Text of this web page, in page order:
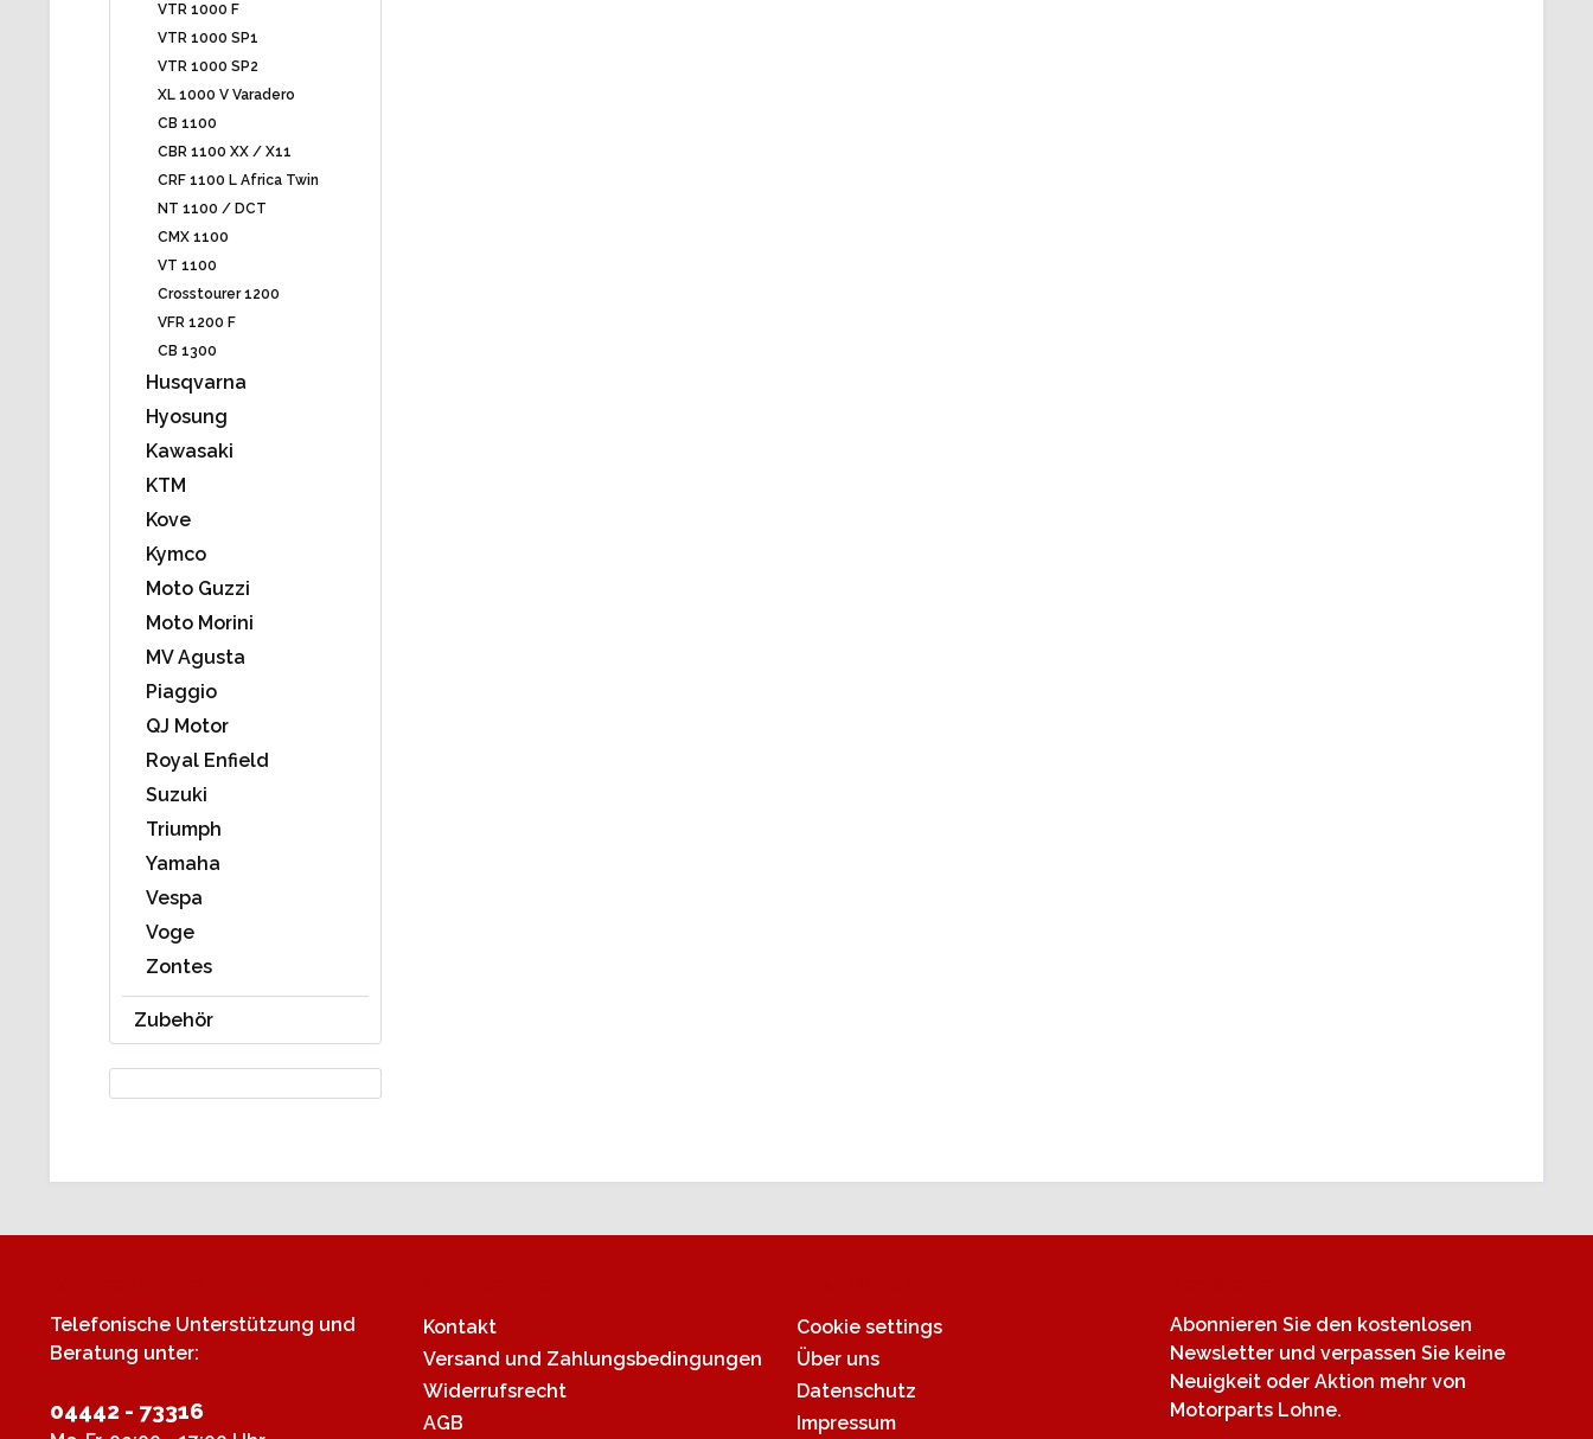
VTR 1000 F
VTR 1000 SP1
VTR 1000 SP2
XL 1000 V Varadero
CB 1100
CBR 1100 XX / X11
CRF 1100 L Africa Twin
NT 1100 / DCT
CMX 1100
VT 1100
Crosstourer 1200
VFR 1200 F
CB 1300
Husqvarna
Hyosung
Kawasaki
KTM
Kove
Kymco
Moto Guzzi
Moto Morini
MV Agusta
Piaggio
QJ Motor
Royal Enfield
Suzuki
Triumph
Yamaha
Vespa
Voge
Zontes
Zubehör
Telefonische Unterstützung und
Beratung unter:
04442 - 73316
Kontakt
Versand und Zahlungsbedingungen
Widerrufsrecht
AGB
Cookie settings
Über uns
Datenschutz
Impressum
Abonnieren Sie den kostenlosen
Newsletter und verpassen Sie keine
Neuigkeit oder Aktion mehr von
Motorparts Lohne.